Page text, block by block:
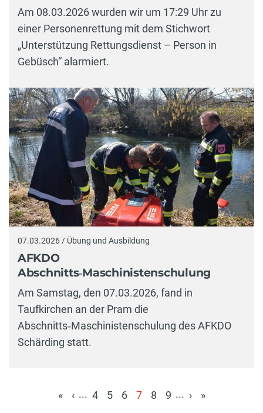
Am 08.03.2026 wurden wir um 17:29 Uhr zu
einer Personenrettung mit dem Stichwort
„Unterstützung Rettungsdienst – Person in
Gebüsch“ alarmiert.
07.03.2026 / Übung und Ausbildung
AFKDO
Abschnitts‑Maschinistenschulung
Am Samstag, den 07.03.2026, fand in
Taufkirchen an der Pram die
Abschnitts‑Maschinistenschulung des AFKDO
Schärding statt.
« ‹ ... 4 5 6
7
8 9 ... › »